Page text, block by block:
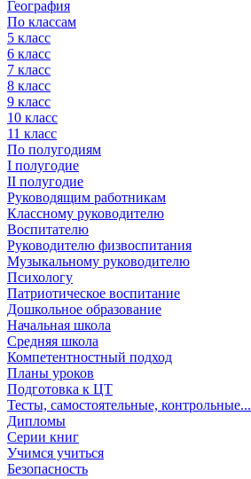
География
По классам
5 класс
6 класс
7 класс
8 класс
9 класс
10 класс
11 класс
По полугодиям
I полугодие
II полугодие
Руководящим работникам
Классному руководителю
Воспитателю
Руководителю физвоспитания
Музыкальному руководителю
Психологу
Патриотическое воспитание
Дошкольное образование
Начальная школа
Средняя школа
Компетентностный подход
Планы уроков
Подготовка к ЦТ
Тесты, самостоятельные, контрольные...
Дипломы
Серии книг
Учимся учиться
Безопасность